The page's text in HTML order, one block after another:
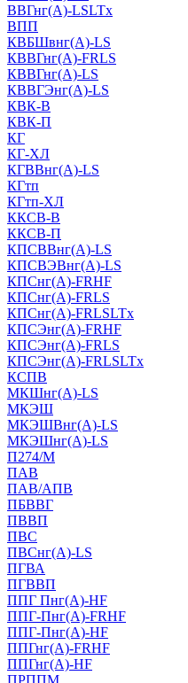
ВВГнг(А)-LSLTx
ВПП
КВБШвнг(А)-LS
КВВГнг(А)-FRLS
КВВГнг(А)-LS
КВВГЭнг(А)-LS
КВК-В
КВК-П
КГ
КГ-ХЛ
КГВВнг(А)-LS
КГтп
КГтп-ХЛ
ККСВ-В
ККСВ-П
КПСВВнг(А)-LS
КПСВЭВнг(А)-LS
КПСнг(А)-FRHF
КПСнг(А)-FRLS
КПСнг(А)-FRLSLTx
КПСЭнг(А)-FRHF
КПСЭнг(А)-FRLS
КПСЭнг(А)-FRLSLTx
КСПВ
МКШнг(А)-LS
МКЭШ
МКЭШВнг(А)-LS
МКЭШнг(А)-LS
П274/М
ПАВ
ПАВ/АПВ
ПБВВГ
ПВВП
ПВС
ПВСнг(А)-LS
ПГВА
ПГВВП
ППГ Пнг(А)-HF
ППГ-Пнг(А)-FRHF
ППГ-Пнг(А)-HF
ППГнг(А)-FRHF
ППГнг(А)-HF
ПРППМ